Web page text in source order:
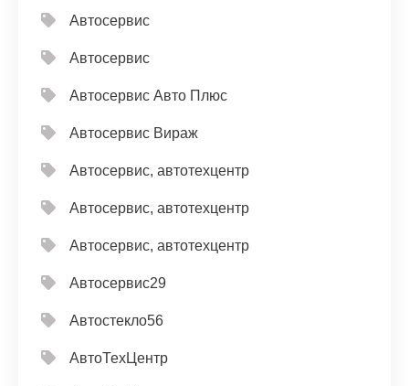
Автосервис
Автосервис
Автосервис Авто Плюс
Автосервис Вираж
Автосервис, автотехцентр
Автосервис, автотехцентр
Автосервис, автотехцентр
Автосервис29
Автостекло56
АвтоТехЦентр